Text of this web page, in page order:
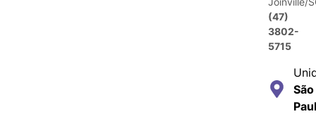
(47)
3802-
5715
São